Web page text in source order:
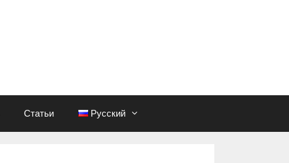
Статьи Русский